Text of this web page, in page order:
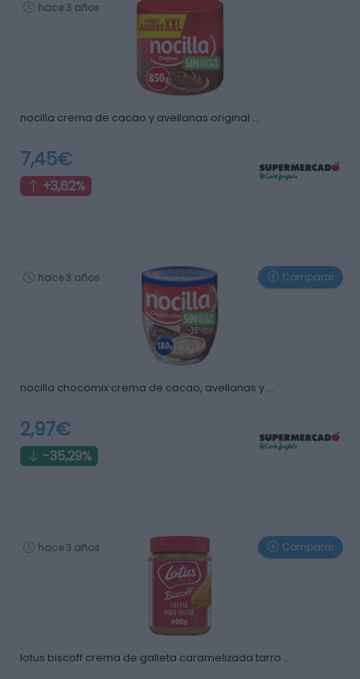
hace 3 años
nocilla crema de cacao y avellanas original …
7,45€
+3,62%
hace 3 años Comparar
nocilla chocomix crema de cacao, avellanas y …
2,97€
-35,29%
hace 3 años Comparar
lotus biscoff crema de galleta caramelizada tarro …